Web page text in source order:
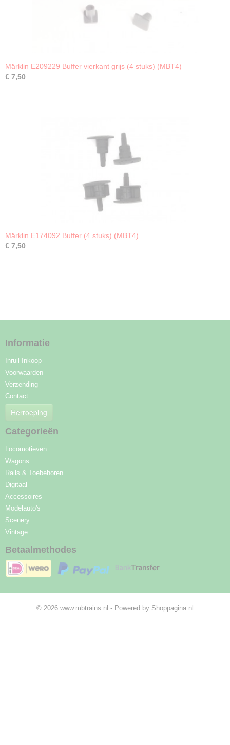
Märklin E209229 Buffer vierkant grijs (4 stuks) (MBT4)
€ 7,50
Märklin E174092 Buffer (4 stuks) (MBT4)
€ 7,50
Informatie
Inruil Inkoop
Voorwaarden
Verzending
Contact
Herroeping
Categorieën
Locomotieven
Wagons
Rails & Toebehoren
Digitaal
Accessoires
Modelauto's
Scenery
Vintage
Betaalmethodes
© 2026 www.mbtrains.nl - Powered by Shoppagina.nl